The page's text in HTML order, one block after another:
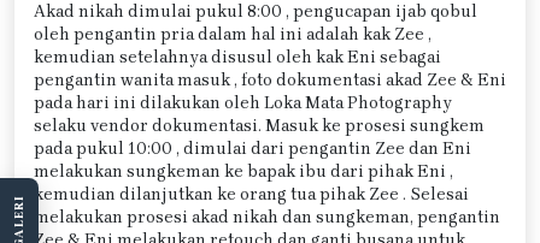
Akad nikah dimulai pukul 8:00 , pengucapan ijab qobul
oleh pengantin pria dalam hal ini adalah kak Zee ,
kemudian setelahnya disusul oleh kak Eni sebagai
pengantin wanita masuk , foto dokumentasi akad Zee & Eni
pada hari ini dilakukan oleh Loka Mata Photography
selaku vendor dokumentasi. Masuk ke prosesi sungkem
pada pukul 10:00 , dimulai dari pengantin Zee dan Eni
melakukan sungkeman ke bapak ibu dari pihak Eni ,
kemudian dilanjutkan ke orang tua pihak Zee . Selesai
melakukan prosesi akad nikah dan sungkeman, pengantin